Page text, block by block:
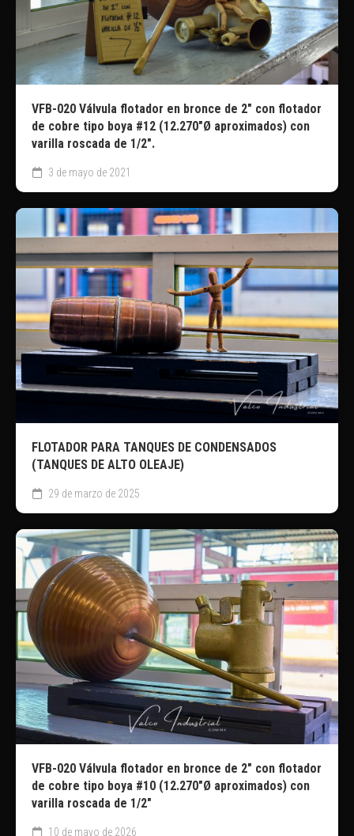
VFB-020 Válvula flotador en bronce de 2″ con flotador
de cobre tipo boya #12 (12.270″Ø aproximados) con
varilla roscada de 1/2″.
3 de mayo de 2021
FLOTADOR PARA TANQUES DE CONDENSADOS
(TANQUES DE ALTO OLEAJE)
29 de marzo de 2025
VFB-020 Válvula flotador en bronce de 2″ con flotador
de cobre tipo boya #10 (12.270″Ø aproximados) con
varilla roscada de 1/2″
10 de mayo de 2026